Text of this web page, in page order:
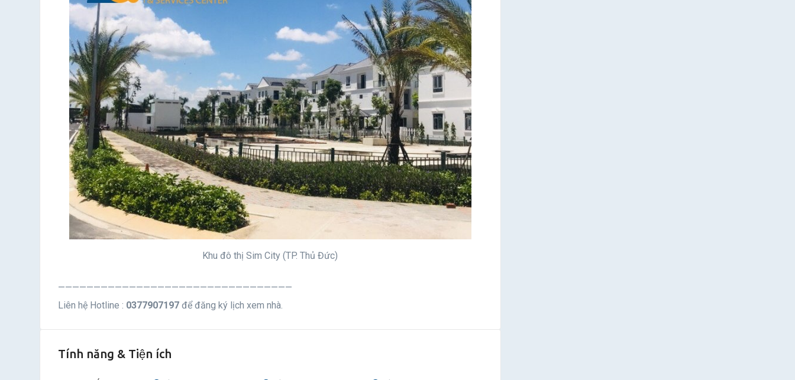
Khu đô thị Sim City (TP. Thủ Đức)
—————————————————————————————————
Liên hệ Hotline : 0377907197 để đăng ký lịch xem nhà.
Tính năng & Tiện ích